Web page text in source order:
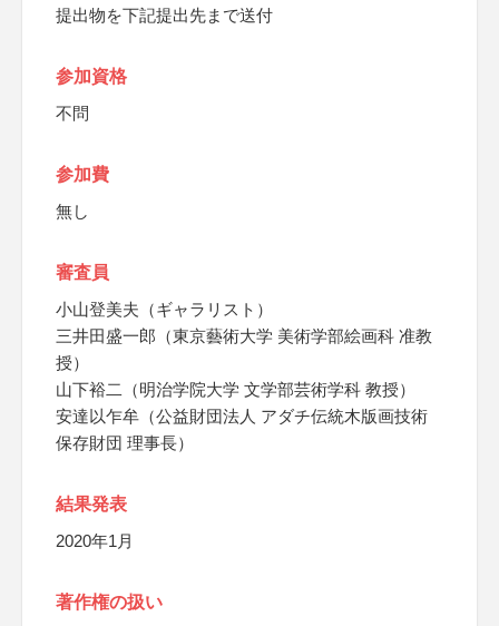
提出物を下記提出先まで送付
参加資格
不問
参加費
無し
審査員
小山登美夫（ギャラリスト）
三井田盛一郎（東京藝術大学 美術学部絵画科 准教
授）
山下裕二（明治学院大学 文学部芸術学科 教授）
安達以乍牟（公益財団法人 アダチ伝統木版画技術
保存財団 理事長）
結果発表
2020年1月
著作権の扱い